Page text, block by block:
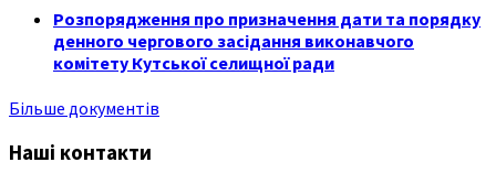
Розпорядження про призначення дати та порядку
денного чергового засідання виконавчого
комітету Кутської селищної ради
Більше документів
Наші контакти